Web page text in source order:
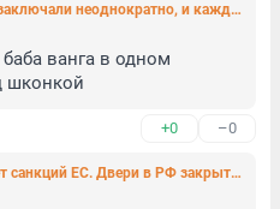
Лавров: перемирие на Украине заключали неоднократно, и каждый раз Киев врал
ванга в одном
шконкой
+0 –0
Москва дала ответ на 16-й пакет санкций ЕС. Двери в РФ закрыты для многих